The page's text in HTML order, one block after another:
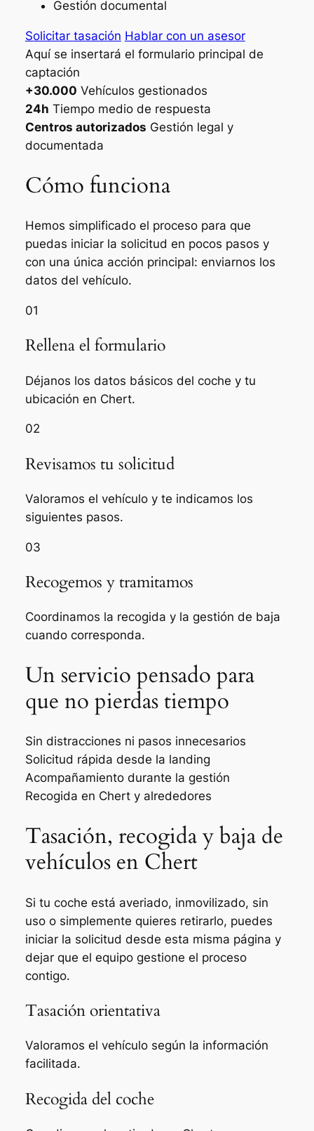
Gestión documental
Solicitar tasación Hablar con un asesor
Aquí se insertará el formulario principal de
captación
+30.000 Vehículos gestionados
24h Tiempo medio de respuesta
Centros autorizados Gestión legal y
documentada
Cómo funciona
Hemos simplificado el proceso para que
puedas iniciar la solicitud en pocos pasos y
con una única acción principal: enviarnos los
datos del vehículo.
01
Rellena el formulario
Déjanos los datos básicos del coche y tu
ubicación en Chert.
02
Revisamos tu solicitud
Valoramos el vehículo y te indicamos los
siguientes pasos.
03
Recogemos y tramitamos
Coordinamos la recogida y la gestión de baja
cuando corresponda.
Un servicio pensado para
que no pierdas tiempo
Sin distracciones ni pasos innecesarios
Solicitud rápida desde la landing
Acompañamiento durante la gestión
Recogida en Chert y alrededores
Tasación, recogida y baja de
vehículos en Chert
Si tu coche está averiado, inmovilizado, sin
uso o simplemente quieres retirarlo, puedes
iniciar la solicitud desde esta misma página y
dejar que el equipo gestione el proceso
contigo.
Tasación orientativa
Valoramos el vehículo según la información
facilitada.
Recogida del coche